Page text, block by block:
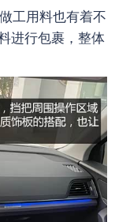
工用料也有着不
进行包裹，整体